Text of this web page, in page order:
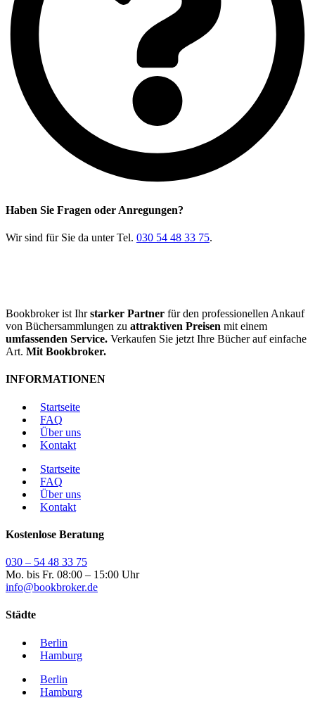
Haben Sie Fragen oder Anregungen?
Wir sind für Sie da unter Tel. 030 54 48 33 75.
Bookbroker ist Ihrstarker Partner für den professionellen Ankauf
von Büchersammlungen zu attraktiven Preisen mit einem
umfassenden Service. Verkaufen Sie jetzt Ihre Bücher auf einfache
Art. Mit Bookbroker.
INFORMATIONEN
Startseite
FAQ
Über uns
Kontakt
Startseite
FAQ
Über uns
Kontakt
Kostenlose Beratung
030 – 54 48 33 75
Mo. bis Fr. 08:00 – 15:00 Uhr
info@bookbroker.de
Städte
Berlin
Hamburg
Berlin
Hamburg